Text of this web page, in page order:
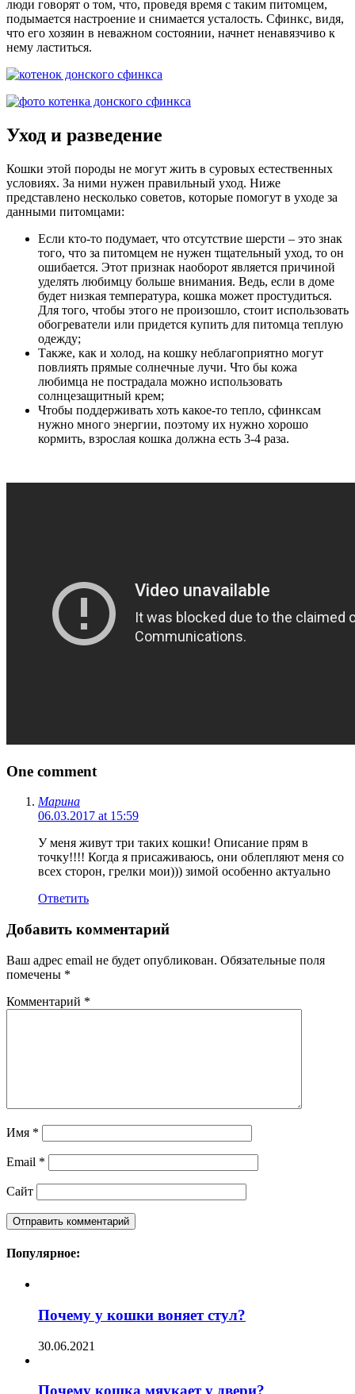
люди говорят о том, что, проведя время с таким питомцем,
подымается настроение и снимается усталость. Сфинкс, видя,
что его хозяин в неважном состоянии, начнет ненавязчиво к
нему ластиться.
Уход и разведение
Кошки этой породы не могут жить в суровых естественных
условиях. За ними нужен правильный уход. Ниже
представлено несколько советов, которые помогут в уходе за
данными питомцами:
Если кто-то подумает, что отсутствие шерсти – это знак
того, что за питомцем не нужен тщательный уход, то он
ошибается. Этот признак наоборот является причиной
уделять любимцу больше внимания. Ведь, если в доме
будет низкая температура, кошка может простудиться.
Для того, чтобы этого не произошло, стоит использовать
обогреватели или придется купить для питомца теплую
одежду;
Также, как и холод, на кошку неблагоприятно могут
повлиять прямые солнечные лучи. Что бы кожа
любимца не пострадала можно использовать
солнцезащитный крем;
Чтобы поддерживать хоть какое-то тепло, сфинксам
нужно много энергии, поэтому их нужно хорошо
кормить, взрослая кошка должна есть 3-4 раза.
One comment
Марина
06.03.2017 at 15:59
У меня живут три таких кошки! Описание прям в
точку!!!! Когда я присаживаюсь, они облепляют меня со
всех сторон, грелки мои))) зимой особенно актуально
Ответить
Добавить комментарий
Ваш адрес email не будет опубликован. Обязательные поля
помечены *
Комментарий *
Имя *
Email *
Сайт
Популярное:
Почему у кошки воняет стул?
30.06.2021